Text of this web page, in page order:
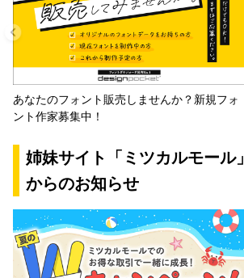
あなたのフォント販売しませんか？新規フォ
ント作家募集中！
姉妹サイト「ミツカルモール」
からのお知らせ